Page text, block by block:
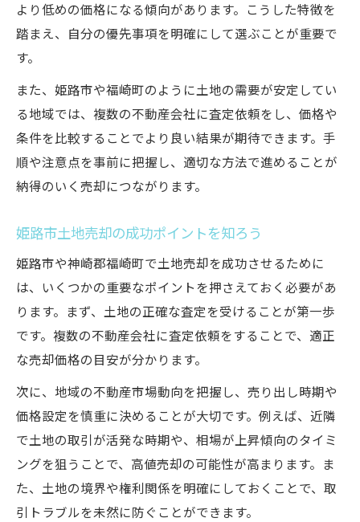
より低めの価格になる傾向があります。こうした特徴を
踏まえ、自分の優先事項を明確にして選ぶことが重要で
す。
また、姫路市や福崎町のように土地の需要が安定してい
る地域では、複数の不動産会社に査定依頼をし、価格や
条件を比較することでより良い結果が期待できます。手
順や注意点を事前に把握し、適切な方法で進めることが
納得のいく売却につながります。
姫路市土地売却の成功ポイントを知ろう
姫路市や神崎郡福崎町で土地売却を成功させるために
は、いくつかの重要なポイントを押さえておく必要があ
ります。まず、土地の正確な査定を受けることが第一歩
です。複数の不動産会社に査定依頼をすることで、適正
な売却価格の目安が分かります。
次に、地域の不動産市場動向を把握し、売り出し時期や
価格設定を慎重に決めることが大切です。例えば、近隣
で土地の取引が活発な時期や、相場が上昇傾向のタイミ
ングを狙うことで、高値売却の可能性が高まります。ま
た、土地の境界や権利関係を明確にしておくことで、取
引トラブルを未然に防ぐことができます。